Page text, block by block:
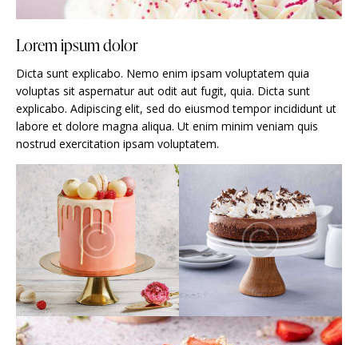
Lorem ipsum dolor
Dicta sunt explicabo. Nemo enim ipsam voluptatem quia
voluptas sit aspernatur aut odit aut fugit, quia. Dicta sunt
explicabo. Adipiscing elit, sed do eiusmod tempor incididunt ut
labore et dolore magna aliqua. Ut enim minim veniam quis
nostrud exercitation ipsam voluptatem.